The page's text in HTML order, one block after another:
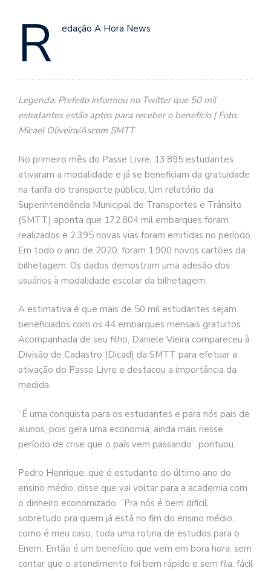
R edação A Hora News
Legenda: Prefeito informou no Twitter que 50 mil
estudantes estão aptos para receber o benefício | Foto:
Micael Oliveira/Ascom SMTT
No primeiro mês do Passe Livre, 13.895 estudantes
ativaram a modalidade e já se beneficiam da gratuidade
na tarifa do transporte público. Um relatório da
Superintendência Municipal de Transportes e Trânsito
(SMTT) aponta que 172.804 mil embarques foram
realizados e 2.395 novas vias foram emitidas no período.
Em todo o ano de 2020, foram 1.900 novos cartões da
bilhetagem. Os dados demostram uma adesão dos
usuários à modalidade escolar da bilhetagem.
A estimativa é que mais de 50 mil estudantes sejam
beneficiados com os 44 embarques mensais gratuitos.
Acompanhada de seu filho, Daniele Vieira compareceu à
Divisão de Cadastro (Dicad) da SMTT para efetuar a
ativação do Passe Livre e destacou a importância da
medida.
“É uma conquista para os estudantes e para nós pais de
alunos, pois gera uma economia, ainda mais nesse
período de crise que o país vem passando”, pontuou.
Pedro Henrique, que é estudante do último ano do
ensino médio, disse que vai voltar para a academia com
o dinheiro economizado. “Pra nós é bem difícil,
sobretudo pra quem já está no fim do ensino médio,
como é meu caso, toda uma rotina de estudos para o
Enem. Então é um benefício que vem em bora hora, sem
contar que o atendimento foi bem rápido e sem fila, fácil